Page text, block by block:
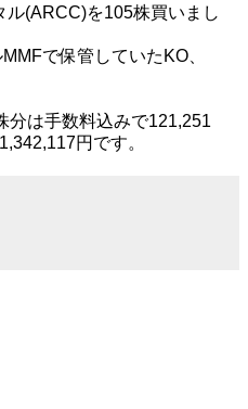
(ARCC)を105株買いまし
で保管していたKO、
分は手数料込みで121,251
円です。